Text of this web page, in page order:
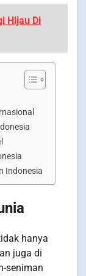
Hijau Di
Indonesia
hanya
juga di
seniman